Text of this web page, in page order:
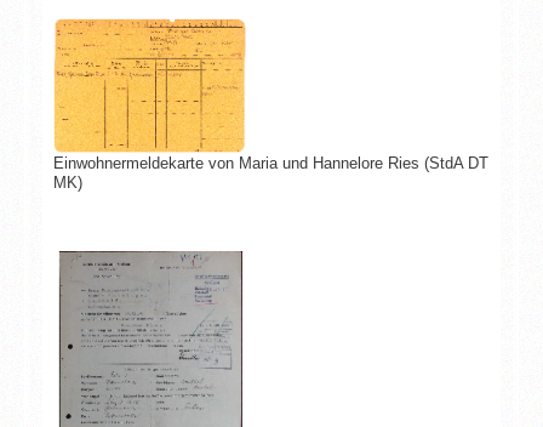
Einwohnermeldekarte von Maria und Hannelore Ries (StdA DT
MK)